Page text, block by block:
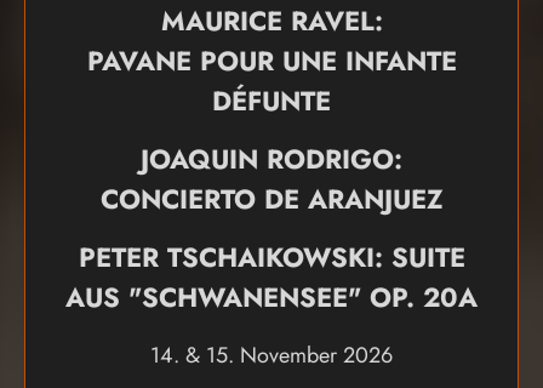
MAURICE RAVEL:
PAVANE POUR UNE INFANTE
DÉFUNTE
JOAQUIN RODRIGO:
CONCIERTO DE ARANJUEZ
PETER TSCHAIKOWSKI: SUITE
AUS "SCHWANENSEE" OP. 20A
14. & 15. November 2026